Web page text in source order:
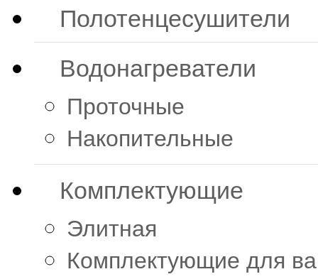
Полотенцесушители
Водонагреватели
Проточные
Накопительные
Комплектующие
Элитная
Комплектующие для